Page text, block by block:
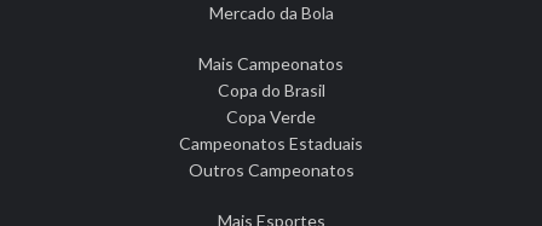
Mercado da Bola
Mais Campeonatos
Copa do Brasil
Copa Verde
Campeonatos Estaduais
Outros Campeonatos
Mais Esportes